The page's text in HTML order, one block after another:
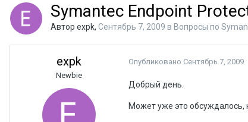
Symantec Endpoint
Автор expk, Сентябрь 7, 2009 в Вопросы по
expk
Newbie
Опубликовано Сентябрь 7, 2009
Добрый день.
Может уже это обсуждалось,